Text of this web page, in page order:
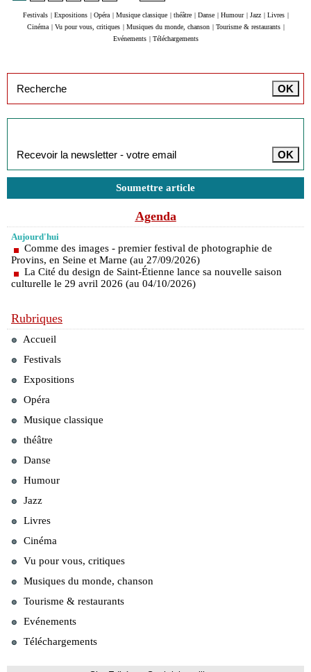
Festivals | Expositions | Opéra | Musique classique | théâtre | Danse | Humour | Jazz | Livres |
Cinéma | Vu pour vous, critiques | Musiques du monde, chanson | Tourisme & restaurants |
Evénements | Téléchargements
Soumettre article
Agenda
Aujourd'hui
Comme des images - premier festival de photographie de
Provins, en Seine et Marne (au 27/09/2026)
La Cité du design de Saint-Étienne lance sa nouvelle saison
culturelle le 29 avril 2026 (au 04/10/2026)
Rubriques
Accueil
Festivals
Expositions
Opéra
Musique classique
théâtre
Danse
Humour
Jazz
Livres
Cinéma
Vu pour vous, critiques
Musiques du monde, chanson
Tourisme & restaurants
Evénements
Téléchargements